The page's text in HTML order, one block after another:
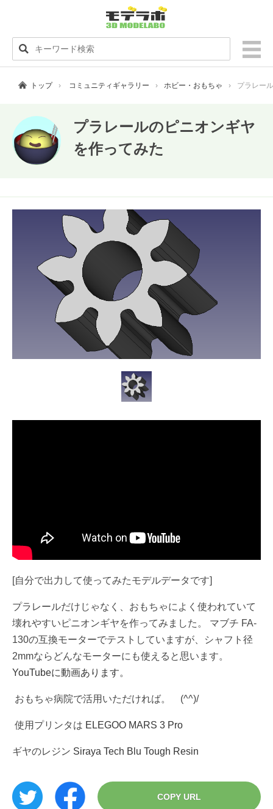
トップ コミュニティギャラリー ホビー・おもちゃ プラレー
プラレールのピニオンギヤ
を作ってみた
[自分で出力して使ってみたモデルデータです]
プラレールだけじゃなく、おもちゃによく使われていて
壊れやすいピニオンギヤを作ってみました。 マブチ FA-
130の互換モーターでテストしていますが、シャフト径
2mmならどんなモーターにも使えると思います。
YouTubeに動画あります。
おもちゃ病院で活用いただければ。 (^^)/
使用プリンタは ELEGOO MARS 3 Pro
ギヤのレジン Siraya Tech Blu Tough Resin
COPY URL